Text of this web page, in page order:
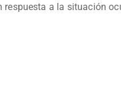
respuesta a la situación